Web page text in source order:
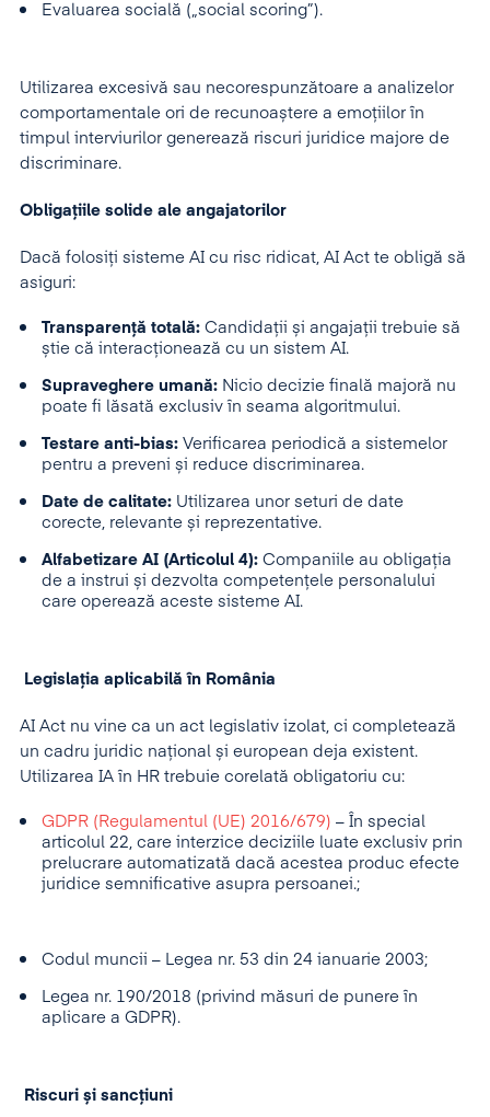
Evaluarea socială („social scoring”).
Utilizarea excesivă sau necorespunzătoare a analizelor
comportamentale ori de recunoaștere a emoțiilor în
timpul interviurilor generează riscuri juridice majore de
discriminare.
Obligațiile solide ale angajatorilor
Dacă folosiți sisteme AI cu risc ridicat, AI Act te obligă să
asiguri:
Transparență totală: Candidații și angajații trebuie să
știe că interacționează cu un sistem AI.
Supraveghere umană: Nicio decizie finală majoră nu
poate fi lăsată exclusiv în seama algoritmului.
Testare anti-bias: Verificarea periodică a sistemelor
pentru a preveni și reduce discriminarea.
Date de calitate: Utilizarea unor seturi de date
corecte, relevante și reprezentative.
Alfabetizare AI (Articolul 4): Companiile au obligația
de a instrui și dezvolta competențele personalului
care operează aceste sisteme AI.
Legislația aplicabilă în România
AI Act nu vine ca un act legislativ izolat, ci completează
un cadru juridic național și european deja existent.
Utilizarea IA în HR trebuie corelată obligatoriu cu:
GDPR (Regulamentul (UE) 2016/679) – În special
articolul 22, care interzice deciziile luate exclusiv prin
prelucrare automatizată dacă acestea produc efecte
juridice semnificative asupra persoanei.;
Codul muncii – Legea nr. 53 din 24 ianuarie 2003;
Legea nr. 190/2018 (privind măsuri de punere în
aplicare a GDPR).
Riscuri și sancțiuni